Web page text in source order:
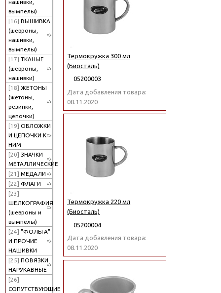
нашивки,
вымпелы)
[16] ВЫШИВКА
(шевроны,
нашивки,
вымпелы)
[17] ТКАНЫЕ
(шевроны,
нашивки)
[18] ЖЕТОНЫ
(жетоны,
резинки,
цепочки)
[19] ОБЛОЖКИ
И ЦЕПОЧКИ К
НИМ
[20] ЗНАЧКИ
МЕТАЛЛИЧЕСКИЕ
[21] МЕДАЛИ
[22] ФЛАГИ
[23]
ШЕЛКОГРАФИЯ
(шевроны и
вымпелы)
[24] "ФОЛЬГА"
И ПРОЧИЕ
НАШИВКИ
[25] ПОВЯЗКИ
НАРУКАВНЫЕ
[26]
СОПУТСТВУЮЩИЕ
Термокружка 300 мл
(Биосталь)
05200003
Дата добавления товара:
08.11.2020
Термокружка 220 мл
(Биосталь)
05200004
Дата добавления товара:
08.11.2020